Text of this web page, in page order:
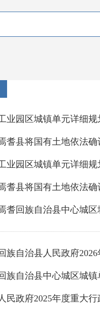
民政府2025年度重大